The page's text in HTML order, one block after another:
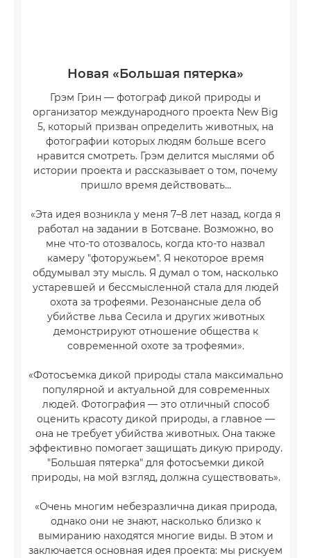
Новая «Большая пятерка»
Грэм Грин — фотограф дикой природы и
организатор международного проекта New Big
5, который призван определить животных, на
фотографии которых людям больше всего
нравится смотреть. Грэм делится мыслями об
истории проекта и рассказывает о том, почему
пришло время действовать…
«Эта идея возникла у меня 7–8 лет назад, когда я
работал на задании в Ботсване. Возможно, во
мне что-то отозвалось, когда кто-то назвал
камеру "фоторужьем". Я некоторое время
обдумывал эту мысль. Я думал о том, насколько
устаревшей и бессмысленной стала для людей
охота за трофеями. Резонансные дела об
убийстве льва Сесила и других животных
демонстрируют отношение общества к
современной охоте за трофеями».
«Фотосъемка дикой природы стала максимально
популярной и актуальной для современных
людей. Фотография — это отличный способ
оценить красоту дикой природы, а главное —
она не требует убийства животных. Она также
эффективно помогает защищать дикую природу.
"Большая пятерка" для фотосъемки дикой
природы, на мой взгляд, должна существовать».
«Очень многим небезразлична дикая природа,
однако они не знают, насколько близко к
вымиранию находятся многие виды. В этом и
заключается основная идея проекта: мы рискуем